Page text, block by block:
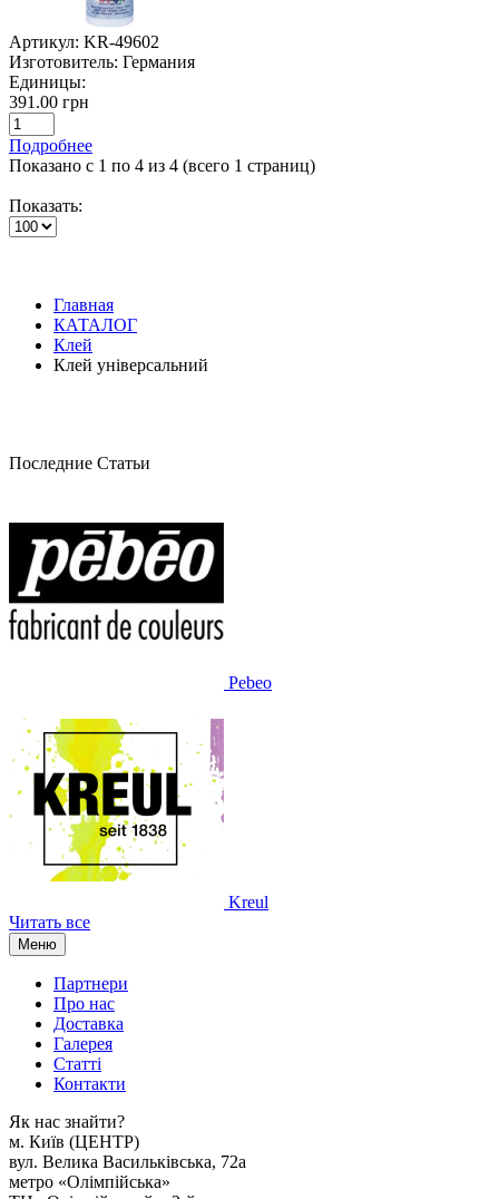
Артикул: KR-49602
Изготовитель: Германия
Единицы:
391.00 грн
Подробнее
Показано с 1 по 4 из 4 (всего 1 страниц)
Показать:
Главная
КАТАЛОГ
Клей
Клей універсальний
Последние Статьи
Pebeo
Kreul
Читать все
Меню
Партнери
Про нас
Доставка
Галерея
Статтi
Контакти
Як наc знайти?
м. Киïв (ЦЕНТР)
вул. Велика Васильківська, 72а
метро «Олімпійська»